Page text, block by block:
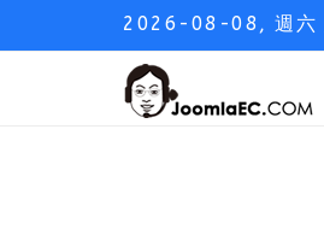
2026-08-08, 週六